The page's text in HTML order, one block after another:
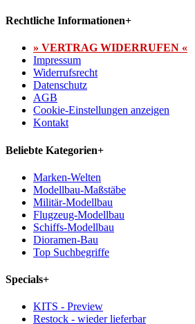
Rechtliche Informationen+
» VERTRAG WIDERRUFEN «
Impressum
Widerrufsrecht
Datenschutz
AGB
Cookie-Einstellungen anzeigen
Kontakt
Beliebte Kategorien+
Marken-Welten
Modellbau-Maßstäbe
Militär-Modellbau
Flugzeug-Modellbau
Schiffs-Modellbau
Dioramen-Bau
Top Suchbegriffe
Specials+
KITS - Preview
Restock - wieder lieferbar